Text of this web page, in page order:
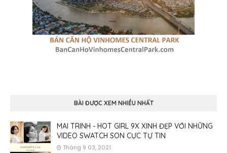
BÀI ĐƯỢC XEM NHIỀU NHẤT
MAI TRINH - HOT GIRL 9X XINH ĐẸP VỚI NHỮNG
VIDEO SWATCH SON CỰC TỰ TIN
Tháng 9 03, 2021